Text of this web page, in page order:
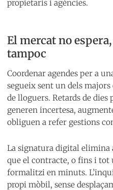
propietaris i agències.
El mercat no
tampoc
Coordenar agendes per a
segueix sent un dels
de lloguers. Retards de
generen incertesa,
obliguen a refer gestions
La signatura digital elimina
que el contracte, o fins i tot
formalitzi en minuts.
propi mòbil, sense